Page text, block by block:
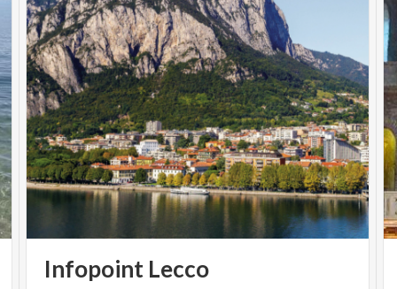
Infopoint Lecco